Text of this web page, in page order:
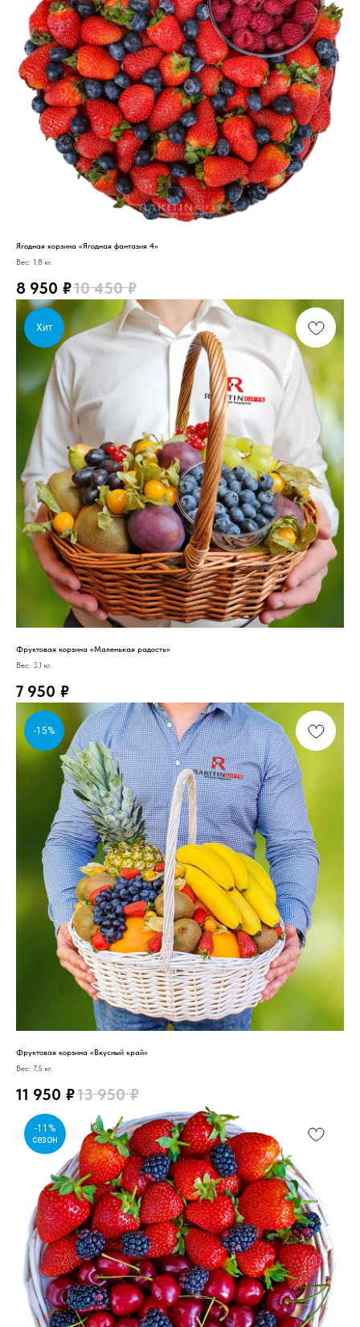
Ягодная корзина «Ягодная фантазия 4»
Вес: 1,8 кг.
8 950 ₽10 450 ₽
Хит
Фруктовая корзина «Маленькая радость»
Вес: 3,1 кг.
7 950 ₽
-15%
Фруктовая корзина «Вкусный край»
Вес: 7,5 кг.
11 950 ₽13 950 ₽
-11%
сезон